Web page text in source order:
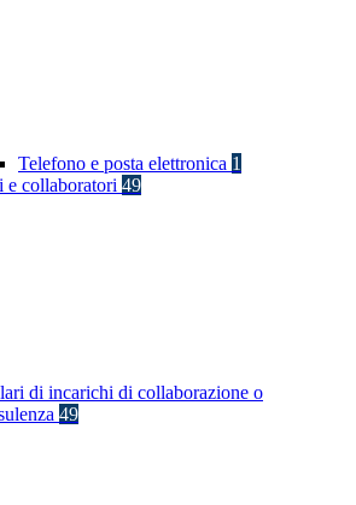
Telefono e posta elettronica 1
e collaboratori 49
di incarichi di collaborazione o
49